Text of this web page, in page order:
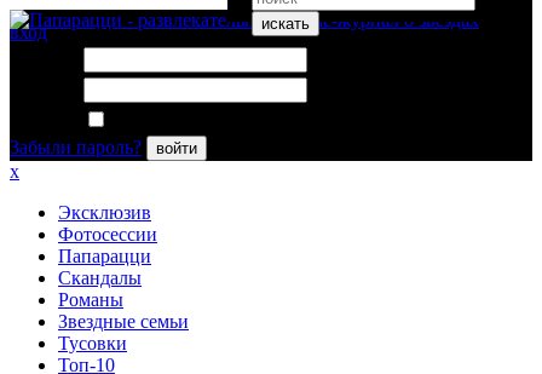
искать
вход
Забыли пароль?
войти
x
Эксклюзив
Фотосессии
Папарацци
Скандалы
Романы
Звездные семьи
Тусовки
Топ-10